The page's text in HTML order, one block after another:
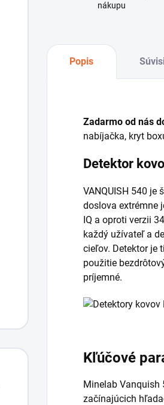
nákupu
Popis
Zadarmo od nás
nabíjačka, kryt
Detektor
VANQUISH 540 je
doslova extrémne
IQ a oproti verzii
každý užívateľ a
cieľov. Detektor je
použitie
príjemné.
Kľúčové
Minelab Vanquish
začínajúcich